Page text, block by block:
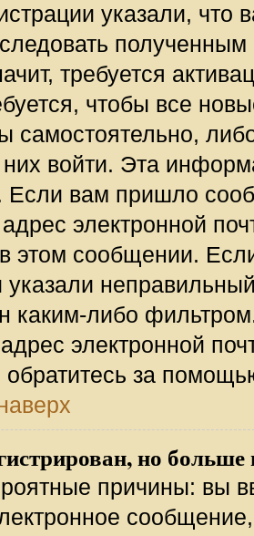
указали, что
требуется
чтобы все
самостоятельно,
них войти. Эта
Если вам пришло
электронной
этом сообщении.
каким-либо
электронной
обратитесь за
но
причины: вы